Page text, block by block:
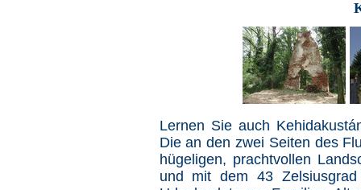
Lernen Sie auch
Die an den zwei Seiten des
hügeligen, prachtvollen
und mit dem 43